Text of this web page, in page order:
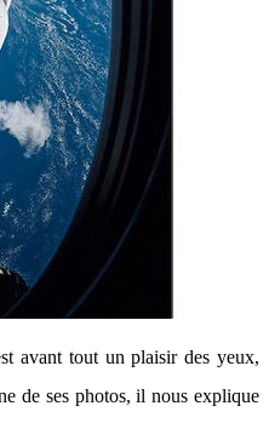
avant tout un plaisir des yeux,
de ses photos, il nous explique